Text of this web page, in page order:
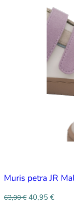
Muris petra JR
63,00€ 40,95 €